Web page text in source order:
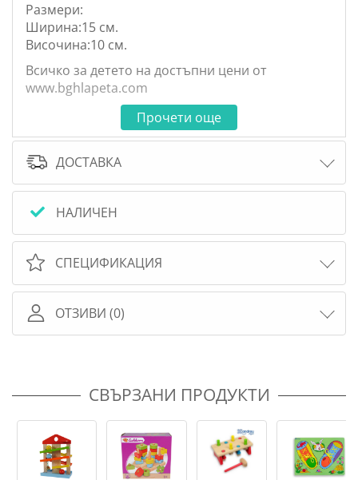
Размери:
Ширина:15 см.
Височина:10 см.
Всичко за детето на достъпни цени от
www.bghlapeta.com
Прочети още
ДОСТАВКА
НАЛИЧЕН
СПЕЦИФИКАЦИЯ
ОТЗИВИ (0)
СВЪРЗАНИ ПРОДУКТИ